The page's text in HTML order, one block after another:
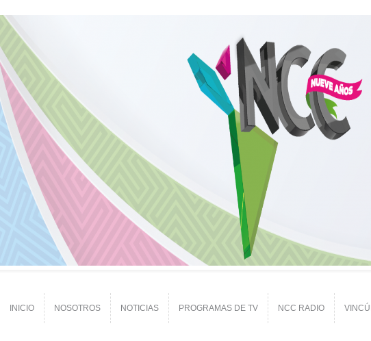
INICIO NOSOTROS NOTICIAS PROGRAMAS DE TV NCC RADIO